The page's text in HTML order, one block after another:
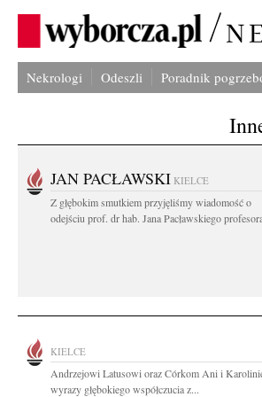
Nekrologi Odeszli Poradnik
JAN PACŁAWSKI KIELCE
Z głębokim smutkiem przyjęliśmy wiadomość o
odejściu prof. dr hab. Jana Pacławskiego
KIELCE
Andrzejowi Latusowi oraz Córkom Ani i
wyrazy głębokiego współczucia z...